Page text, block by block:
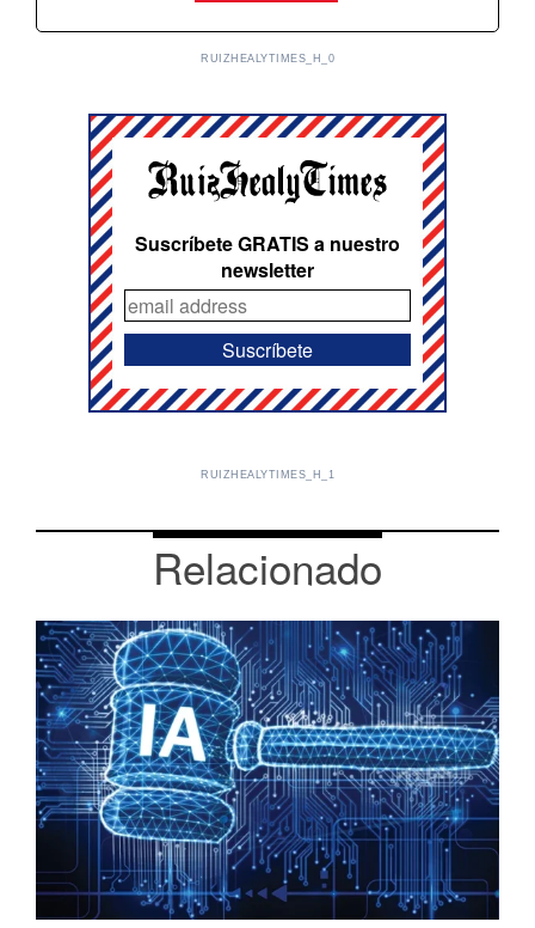
RUIZHEALYTIMES_H_0
Suscríbete GRATIS a nuestro
newsletter
RUIZHEALYTIMES_H_1
Relacionado